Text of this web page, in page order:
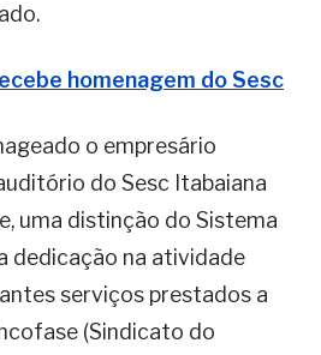
homenagem do Sesc
o empresário
do Sesc Itabaiana
uma distinção do Sistema
dedicação na atividade
serviços prestados a
(Sindicato do